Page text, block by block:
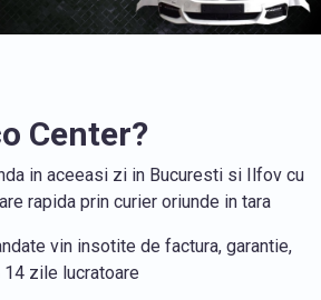
Center?
in aceeasi zi in Bucuresti si Ilfov cu
rapida prin curier oriunde in tara
vin insotite de factura, garantie,
zile lucratoare